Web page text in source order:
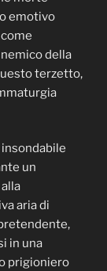
emotivo
della
terzetto,
un
aria di
in una
prigioniero